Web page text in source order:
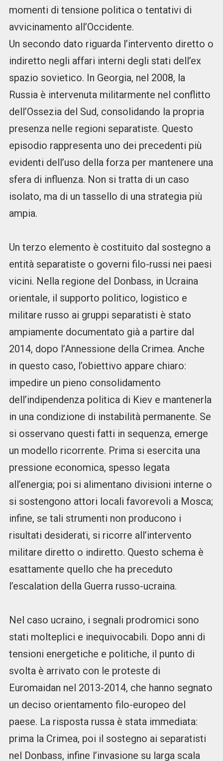
momenti di tensione politica o tentativi di
avvicinamento all’Occidente.
Un secondo dato riguarda l’intervento diretto o
indiretto negli affari interni degli stati dell’ex
spazio sovietico. In Georgia, nel 2008, la
Russia è intervenuta militarmente nel conflitto
dell’Ossezia del Sud, consolidando la propria
presenza nelle regioni separatiste. Questo
episodio rappresenta uno dei precedenti più
evidenti dell’uso della forza per mantenere una
sfera di influenza. Non si tratta di un caso
isolato, ma di un tassello di una strategia più
ampia.
Un terzo elemento è costituito dal sostegno a
entità separatiste o governi filo-russi nei paesi
vicini. Nella regione del Donbass, in Ucraina
orientale, il supporto politico, logistico e
militare russo ai gruppi separatisti è stato
ampiamente documentato già a partire dal
2014, dopo l’Annessione della Crimea. Anche
in questo caso, l’obiettivo appare chiaro:
impedire un pieno consolidamento
dell’indipendenza politica di Kiev e mantenerla
in una condizione di instabilità permanente. Se
si osservano questi fatti in sequenza, emerge
un modello ricorrente. Prima si esercita una
pressione economica, spesso legata
all’energia; poi si alimentano divisioni interne o
si sostengono attori locali favorevoli a Mosca;
infine, se tali strumenti non producono i
risultati desiderati, si ricorre all’intervento
militare diretto o indiretto. Questo schema è
esattamente quello che ha preceduto
l’escalation della Guerra russo-ucraina.
Nel caso ucraino, i segnali prodromici sono
stati molteplici e inequivocabili. Dopo anni di
tensioni energetiche e politiche, il punto di
svolta è arrivato con le proteste di
Euromaidan nel 2013-2014, che hanno segnato
un deciso orientamento filo-europeo del
paese. La risposta russa è stata immediata:
prima la Crimea, poi il sostegno ai separatisti
nel Donbass, infine l’invasione su larga scala